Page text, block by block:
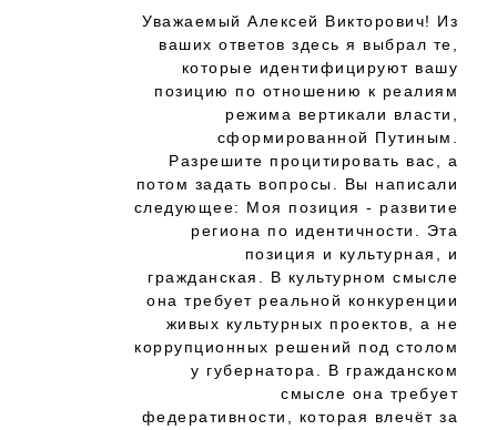
Уважаемый Алексей Викторович! Из
ваших ответов здесь я выбрал те,
которые идентифицируют вашу
позицию по отношению к реалиям
режима вертикали власти,
сформированной Путиным.
Разрешите процитировать вас, а
потом задать вопросы. Вы написали
следующее: Моя позиция - развитие
региона по идентичности. Эта
позиция и культурная, и
гражданская. В культурном смысле
она требует реальной конкуренции
живых культурных проектов, а не
коррупционных решений под столом
у губернатора. В гражданском
смысле она требует
федеративности, которая влечёт за